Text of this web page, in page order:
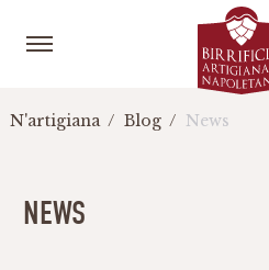
N'artigiana Blog News
NEWS